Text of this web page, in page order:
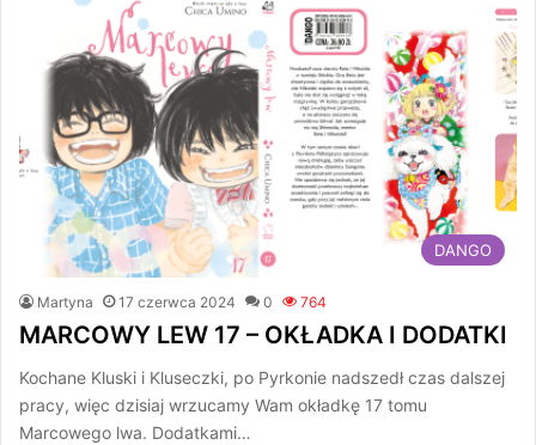
DANGO
Martyna 17 czerwca 2024 0 764
MARCOWY LEW 17 – OKŁADKA I DODATKI
Kochane Kluski i Kluseczki, po Pyrkonie nadszedł czas dalszej
pracy, więc dzisiaj wrzucamy Wam okładkę 17 tomu
Marcowego lwa. Dodatkami…